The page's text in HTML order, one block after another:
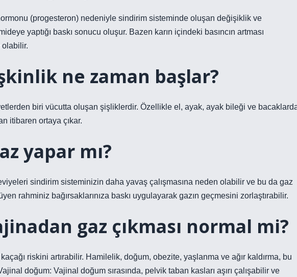
(progesteron) nedeniyle sindirim sisteminde oluşan değişiklik ve
yaptığı baskı sonucu oluşur. Bazen karın içindeki basıncın artması
olabilir.
ne zaman başlar?
biri vücutta oluşan şişliklerdir. Özellikle el, ayak, ayak bileği ve
itibaren ortaya çıkar.
yapar mı?
sindirim sisteminizin daha yavaş çalışmasına neden olabilir ve bu da gaz
rahminiz bağırsaklarınıza baskı uygulayarak gazın geçmesini zorlaştırabilir.
gaz çıkması normal mi?
kaçağı riskini artırabilir. Hamilelik, doğum, obezite, yaşlanma ve ağır kaldırma, bu
doğum: Vajinal doğum sırasında, pelvik taban kasları aşırı çalışabilir ve